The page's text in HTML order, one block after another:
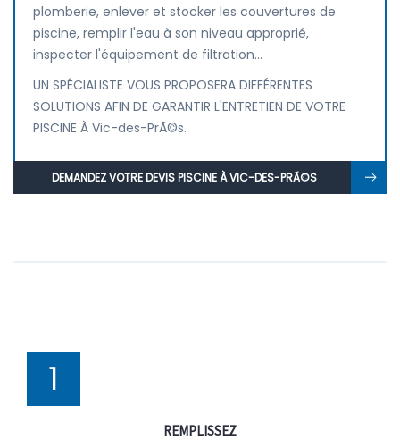
plomberie, enlever et stocker les couvertures de
piscine, remplir l'eau à son niveau approprié,
inspecter l'équipement de filtration...
UN SPÉCIALISTE VOUS PROPOSERA DIFFÉRENTES
SOLUTIONS AFIN DE GARANTIR L'ENTRETIEN DE VOTRE
PISCINE À Vic-des-PrÃ©s.
DEMANDEZ VOTRE DEVIS PISCINE À VIC-DES-PRÃ©S
1
REMPLISSEZ